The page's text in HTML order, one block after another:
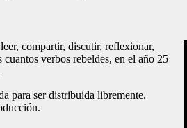
compartir, discutir, reflexionar,
cuantos verbos rebeldes, en el año 25
para ser distribuida libremente.